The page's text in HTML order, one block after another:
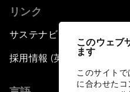
このウェブ
ます
このサイト
に合わせた
リンク
サステナビリティへの取り
採用情報 (英語のみ)